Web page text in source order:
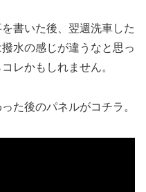
書いた後、翌週洗車した
水の感じが違うなと思っ
レかもしれません。
た後のパネルがコチラ。